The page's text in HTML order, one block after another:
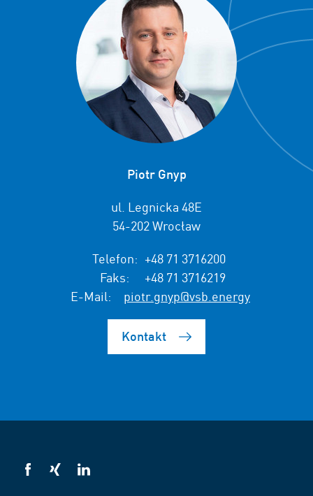
Piotr Gnyp
ul. Legnicka 48E
54-202 Wrocław
Telefon: +48 71 3716200
Faks:
+48 71 3716219
E-Mail:
piotr.gnyp@vsb.energy
Kontakt
VSB
VSB
VSB